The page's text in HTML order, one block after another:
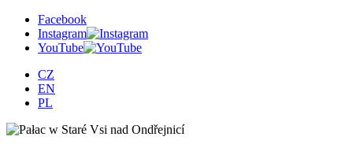
Facebook
Instagram
YouTube
CZ
EN
PL